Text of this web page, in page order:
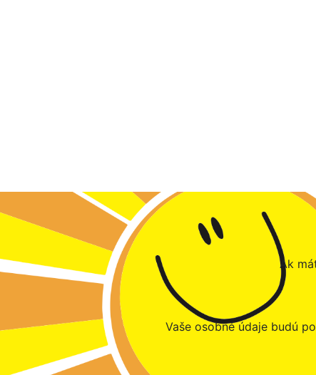
Ak
Vaše osobné údaje budú